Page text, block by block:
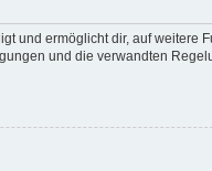
und ermöglicht dir, auf weitere
und die verwandten